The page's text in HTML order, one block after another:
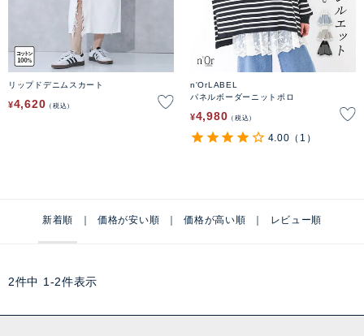
リップドデニムスカート
¥4,620 税込
n'OrLABEL
パネルボーダーニットポロ
¥4,980 税込
4.00 （1）
新着順 価格が安い順 価格が高い順 レビュー順
2件中 1 -2件表示